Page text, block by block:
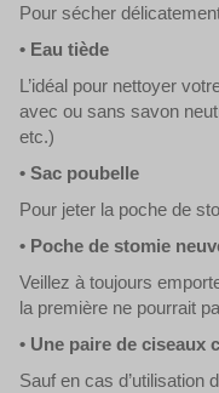
Pour sécher
• Eau tiède
L’idéal pour nettoyer
avec ou sans savon
etc.)
• Sac poubelle
Pour jeter la poche de
• Poche de stomie
Veillez à toujours
la première ne pourrait
• Une paire de ciseaux
Sauf en cas d’utilisation